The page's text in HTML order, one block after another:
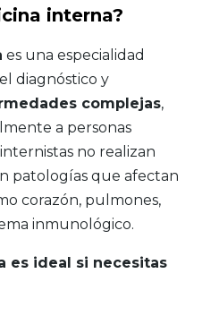
interna?
es una especialidad
diagnóstico y
complejas,
a personas
no realizan
patologías que afectan
corazón, pulmones,
inmunológico.
es ideal si necesitas